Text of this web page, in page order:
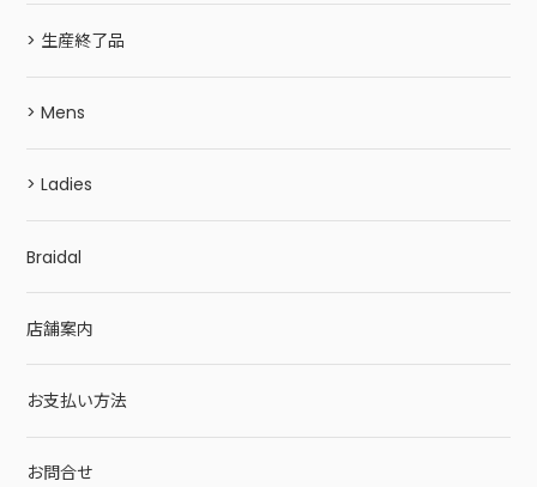
> 生産終了品
> Mens
> Ladies
Braidal
店舗案内
お支払い方法
お問合せ